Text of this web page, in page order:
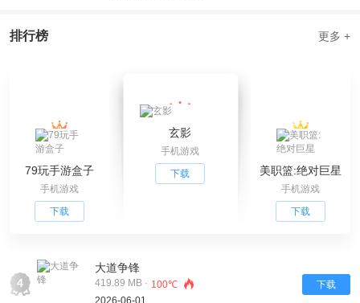
排行榜 更多 +
79玩手游盒子
手机游戏
下载
玄影
手机游戏
下载
美职篮:绝对巨星
手机游戏
下载
4
大道争锋
419.89 MB · 100℃
2026-06-01
下载